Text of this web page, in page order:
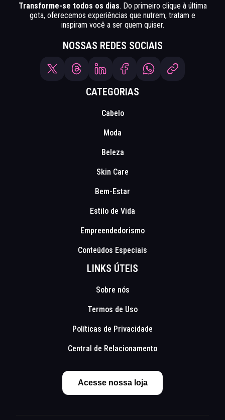
Transforme-se todos os dias. Do primeiro clique à última
gota, oferecemos experiências que nutrem, tratam e
inspiram você a ser quem quiser.
NOSSAS REDES SOCIAIS
CATEGORIAS
Cabelo
Moda
Beleza
Skin Care
Bem-Estar
Estilo de Vida
Empreendedorismo
Conteúdos Especiais
LINKS ÚTEIS
Sobre nós
Termos de Uso
Políticas de Privacidade
Central de Relacionamento
Acesse nossa loja